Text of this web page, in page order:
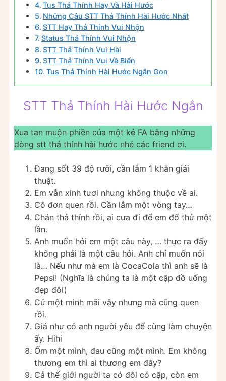
Tus Thả Thính Hay Và Hài Hước
Những Câu STT Thả Thính Hài Hước Nhất
STT Hay Thả Thính Vui Nhộn
Status Thả Thính Vui Nhộn
STT Thả Thính Vui Hài
STT Thả Thính Vui Về Biển
Tus Thả Thính Hài Hước Ngắn Gọn
STT Thả Thính Hài Hước Ngắn
Xua tan muộn phiền của một kẻ FA bằng những
dòng stt thả thính hài hước nhé các friend ơi.
Đang sốt 39 độ rưỡi, cần lắm 1 khăn giải
thuật.
Em vẫn xinh tươi nhưng không thuộc về ai.
Cô đơn quen rồi. Cần lắm một vòng tay…
Chán thả thính rồi, ai cưa đi để em đổ thử một
lần.
Anh muốn hỏi em một câu này, … thực ra đấy
không phải là một câu hỏi. Anh chỉ muốn nói
là… Nếu như mà em là CocaCola thì anh sẽ là
Pepsi! (Nghĩa là chúng ta là một cặp đồ uống
đẹp đôi)
Cứ một mình mãi vậy nhưng mà cũng quen
rồi.
Giá như có anh người yêu để cùng làm chuyện
ấy. Hihi
Ốm một mình, đau cũng một mình. Em không
thương em thì ai thương em đây?
Cả thế giới người ta có đôi có cặp, còn em